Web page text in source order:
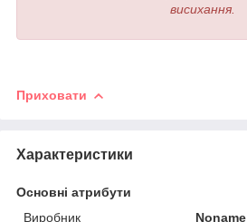
висихання.
Приховати
Характеристики
Основні атрибути
Виробник
Noname